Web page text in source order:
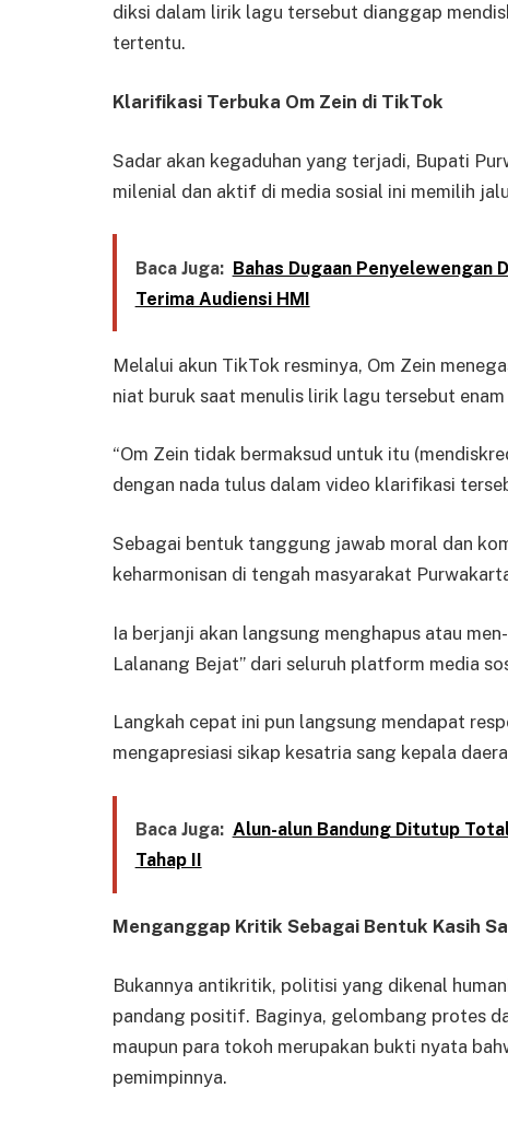
diksi dalam lirik lagu tersebut dianggap
tertentu.
Klarifikasi Terbuka Om Zein di TikTok
Sadar akan kegaduhan yang terjadi, Bupati
milenial dan aktif di media sosial ini memilih
Baca Juga: Bahas Dugaan Penyelewengan
Terima Audiensi HMI
Melalui akun TikTok resminya, Om Zein
niat buruk saat menulis lirik lagu tersebut enam
“Om Zein tidak bermaksud untuk itu
dengan nada tulus dalam video klarifikasi
Sebagai bentuk tanggung jawab moral dan
keharmonisan di tengah masyarakat
Ia berjanji akan langsung menghapus atau
Lalanang Bejat” dari seluruh platform media
Langkah cepat ini pun langsung mendapat
mengapresiasi sikap kesatria sang kepala
Baca Juga: Alun-alun Bandung Ditutup
Tahap II
Menganggap Kritik Sebagai Bentuk Kasih
Bukannya antikritik, politisi yang dikenal
pandang positif. Baginya, gelombang protes
maupun para tokoh merupakan bukti nyata
pemimpinnya.